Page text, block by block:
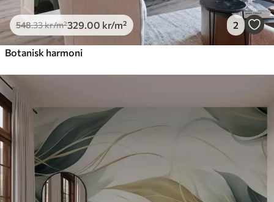
548.33kr/m²329 .00 kr/m² 2
Botanisk harmoni